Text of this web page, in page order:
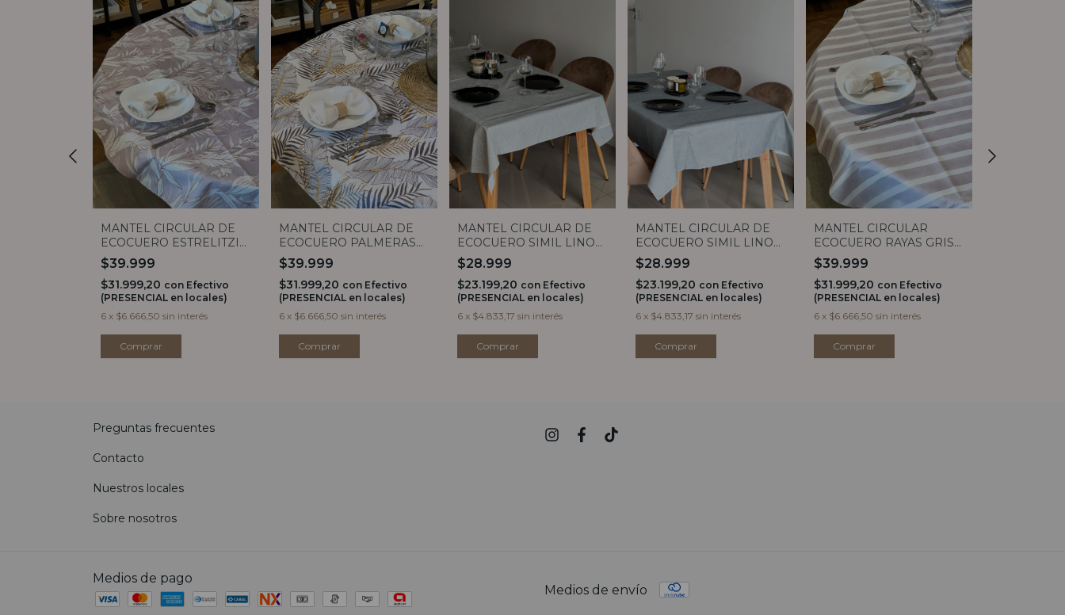
MANTEL CIRCULAR DE
ECOCUERO ESTRELITZIA
1,40
$39.999
$31.999,20 con Efectivo
(PRESENCIAL en locales)
6 x $6.666,50 sin interés
Comprar
MANTEL CIRCULAR DE
ECOCUERO PALMERAS
1,40
$39.999
$31.999,20 con Efectivo
(PRESENCIAL en locales)
6 x $6.666,50 sin interés
Comprar
MANTEL CIRCULAR DE
ECOCUERO SIMIL LINO
GRIS 1,40
$28.999
$23.199,20 con Efectivo
(PRESENCIAL en locales)
6 x $4.833,17 sin interés
Comprar
MANTEL CIRCULAR DE
ECOCUERO SIMIL LINO
GRIS OSCURO 1,40
$28.999
$23.199,20 con Efectivo
(PRESENCIAL en locales)
6 x $4.833,17 sin interés
Comprar
MANTEL CIRCULAR
ECOCUERO RAYAS GRIS
1,40
$39.999
$31.999,20 con Efectivo
(PRESENCIAL en locales)
6 x $6.666,50 sin interés
Comprar
Preguntas frecuentes
Contacto
Nuestros locales
Sobre nosotros
Medios de pago
Medios de envío